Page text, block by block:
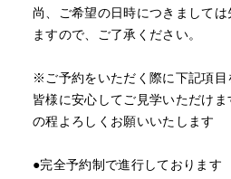
尚、ご希望の日時につきまして
ますので、ご了承ください。
※ご予約をいただく際に下記項目
皆様に安心してご見学いただけ
の程よろしくお願いいたします
●完全予約制で進行しております